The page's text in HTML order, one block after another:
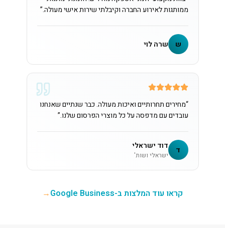
ממותגות לאירוע החברה וקיבלתי שירות אישי מעולה.”
ש שרה לוי
“מחירים תחרותיים ואיכות מעולה. כבר שנתיים שאנחנו
עובדים עם מדפסה על כל מוצרי הפרסום שלנו.”
ד דוד ישראלי
ישראלי ושות'
קראו עוד המלצות ב-Google Business →